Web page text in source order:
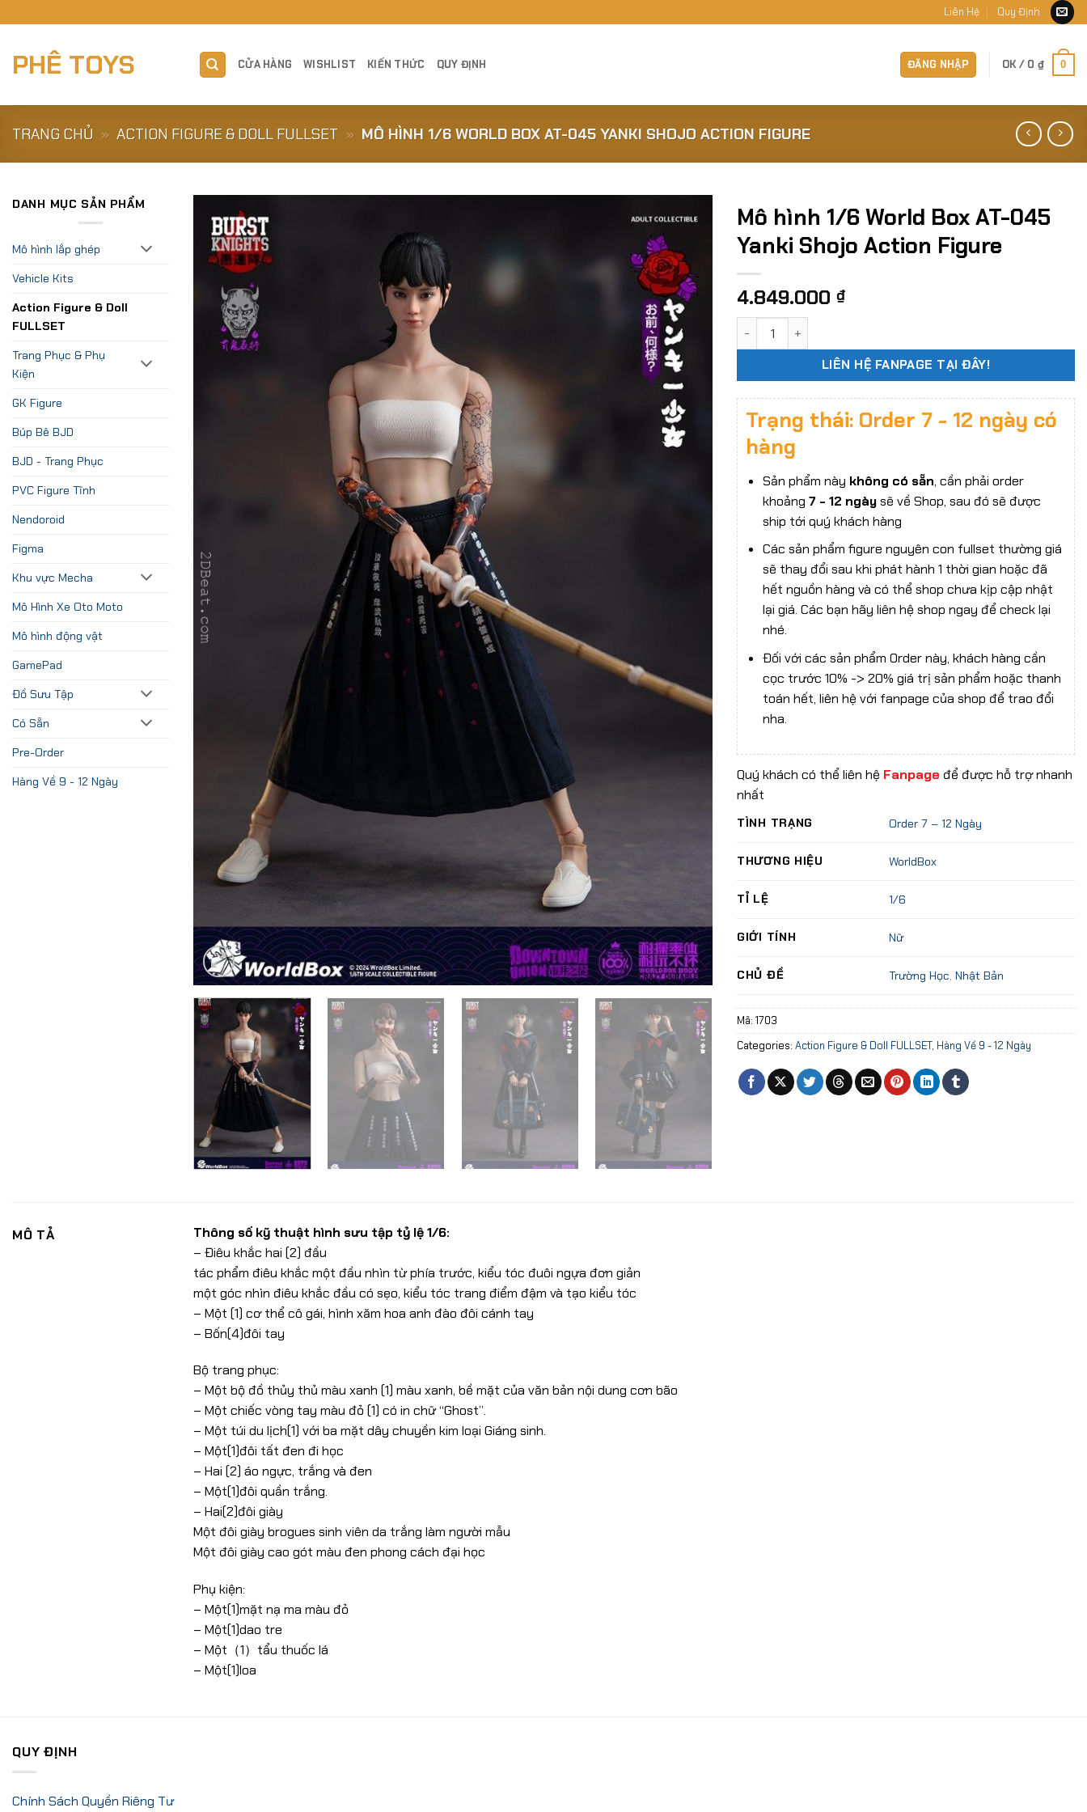
to
Liên Hệ Quy Định
PHÊ TOYS CỬA HÀNG WISHLIST KIẾN THỨC QUY ĐỊNH ĐĂNG NHẬP OK / 0 ₫ 0
TRANG CHỦ » ACTION FIGURE & DOLL FULLSET » MÔ HÌNH 1/6 WORLD BOX AT-045 YANKI SHOJO ACTION FIGURE
DANH MỤC SẢN PHẨM
Mô hình lắp ghép
Vehicle Kits
Action Figure & Doll
FULLSET
Trang Phục & Phụ
Kiện
GK Figure
Búp Bê BJD
BJD - Trang Phục
PVC Figure Tĩnh
Nendoroid
Figma
Khu vực Mecha
Mô Hình Xe Oto Moto
Mô hình động vật
GamePad
Đồ Sưu Tập
Có Sẵn
Pre-Order
Hàng Về 9 - 12 Ngày
Add to
Wishlist
Mô hình 1/6 World Box AT-045
Yanki Shojo Action Figure
4.849.000 ₫
LIÊN HỆ FANPAGE TẠI ĐÂY!
Trạng thái: Order 7 - 12 ngày có
hàng
Sản phẩm này không có sẵn, cần phải order
khoảng 7 - 12 ngàysẽ về Shop, sau đó sẽ được
ship tới quý khách hàng
Các sản phẩm figure nguyên con fullset thường giá
sẽ thay đổi sau khi phát hành 1 thời gian hoặc đã
hết nguồn hàng và có thể shop chưa kịp cập nhật
lại giá. Các bạn hãy liên hệ shop ngay để check lại
nhé.
Đối với các sản phẩm Order này, khách hàng cần
cọc trước 10% -> 20% giá trị sản phẩm hoặc thanh
toán hết, liên hệ với fanpage của shop để trao đổi
nha.
Quý khách có thể liên hệ Fanpage để được hỗ trợ nhanh
nhất
TÌNH TRẠNG Order 7 – 12 Ngày
THƯƠNG HIỆU WorldBox
TỈ LỆ 1/6
GIỚI TÍNH Nữ
CHỦ ĐỀ Trường Học,Nhật Bản
Mã: 1703
Categories: Action Figure & Doll FULLSET, Hàng Về 9 - 12 Ngày
MÔ TẢ
Thông số kỹ thuật hình sưu tập tỷ lệ 1/6:
– Điêu khắc hai (2) đầu
tác phẩm điêu khắc một đầu nhìn từ phía trước, kiểu tóc đuôi ngựa đơn giản
một góc nhìn điêu khắc đầu có sẹo, kiểu tóc trang điểm đậm và tạo kiểu tóc
– Một (1) cơ thể cô gái, hình xăm hoa anh đào đôi cánh tay
– Bốn(4)đôi tay
Bộ trang phục:
– Một bộ đồ thủy thủ màu xanh (1) màu xanh, bề mặt của văn bản nội dung cơn bão
– Một chiếc vòng tay màu đỏ (1) có in chữ “Ghost”.
– Một túi du lịch(1) với ba mặt dây chuyền kim loại Giáng sinh.
– Một(1)đôi tất đen đi học
– Hai (2) áo ngực, trắng và đen
– Một(1)đôi quần trắng.
– Hai(2)đôi giày
Một đôi giày brogues sinh viên da trắng làm người mẫu
Một đôi giày cao gót màu đen phong cách đại học
Phụ kiện:
– Một(1)mặt nạ ma màu đỏ
– Một(1)dao tre
– Một（1）tẩu thuốc lá
– Một(1)loa
QUY ĐỊNH
Chính Sách Quyền Riêng Tư